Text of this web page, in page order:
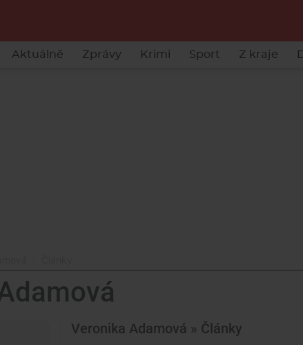
Aktuálně Zprávy Krimi Sport Z kraje
Veronika Adamová » Články